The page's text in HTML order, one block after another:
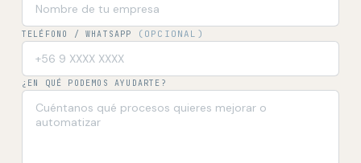
TELÉFONO / WHATSAPP (OPCIONAL)
¿EN QUÉ PODEMOS AYUDARTE?